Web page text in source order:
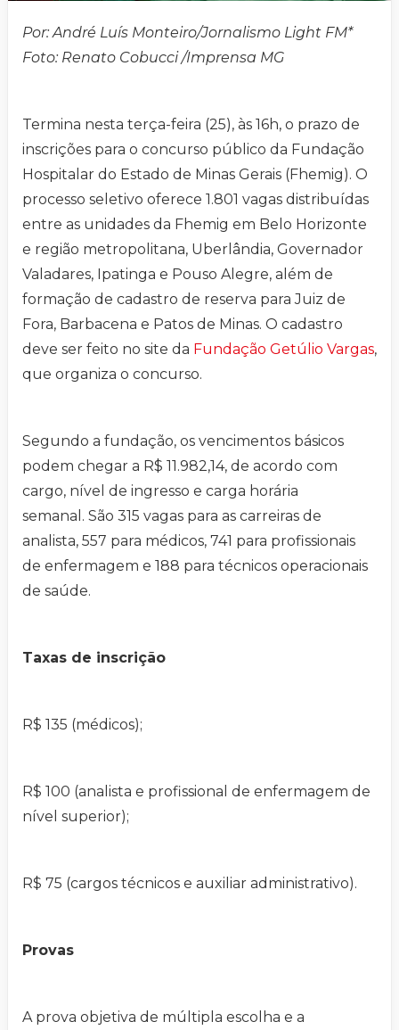
Por: André Luís Monteiro/Jornalismo Light FM*
Foto: Renato Cobucci /Imprensa MG
Termina nesta terça-feira (25), às 16h, o prazo de
inscrições para o concurso público da Fundação
Hospitalar do Estado de Minas Gerais (Fhemig). O
processo seletivo oferece 1.801 vagas distribuídas
entre as unidades da Fhemig em Belo Horizonte
e região metropolitana, Uberlândia, Governador
Valadares, Ipatinga e Pouso Alegre, além de
formação de cadastro de reserva para Juiz de
Fora, Barbacena e Patos de Minas. O cadastro
deve ser feito no site da Fundação Getúlio Vargas,
que organiza o concurso.
Segundo a fundação, os vencimentos básicos
podem chegar a R$ 11.982,14, de acordo com
cargo, nível de ingresso e carga horária
semanal. São 315 vagas para as carreiras de
analista, 557 para médicos, 741 para profissionais
de enfermagem e 188 para técnicos operacionais
de saúde.
Taxas de inscrição
R$ 135 (médicos);
R$ 100 (analista e profissional de enfermagem de
nível superior);
R$ 75 (cargos técnicos e auxiliar administrativo).
Provas
A prova objetiva de múltipla escolha e a